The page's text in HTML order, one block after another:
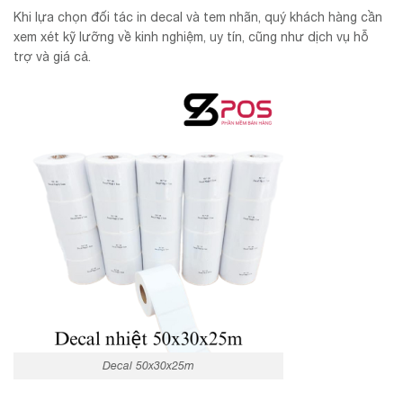
Khi lựa chọn đối tác in decal và tem nhãn, quý khách hàng cần
xem xét kỹ lưỡng về kinh nghiệm, uy tín, cũng như dịch vụ hỗ
trợ và giá cả.
Decal 50x30x25m